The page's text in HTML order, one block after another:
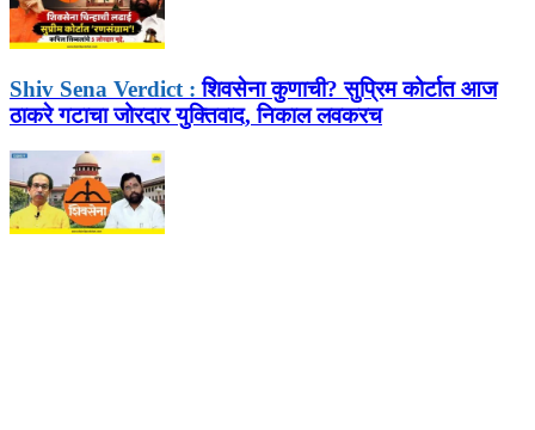
Shiv Sena Verdict : शिवसेना कुणाची? सुप्रिम कोर्टात आज
ठाकरे गटाचा जोरदार युक्तिवाद, निकाल लवकरच